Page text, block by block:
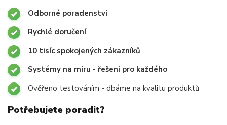
Odborné poradenství
Rychlé doručení
10 tisíc spokojených zákazníků
Systémy na míru - řešení pro každého
Ověřeno testováním - dbáme na kvalitu produktů
Potřebujete poradit?